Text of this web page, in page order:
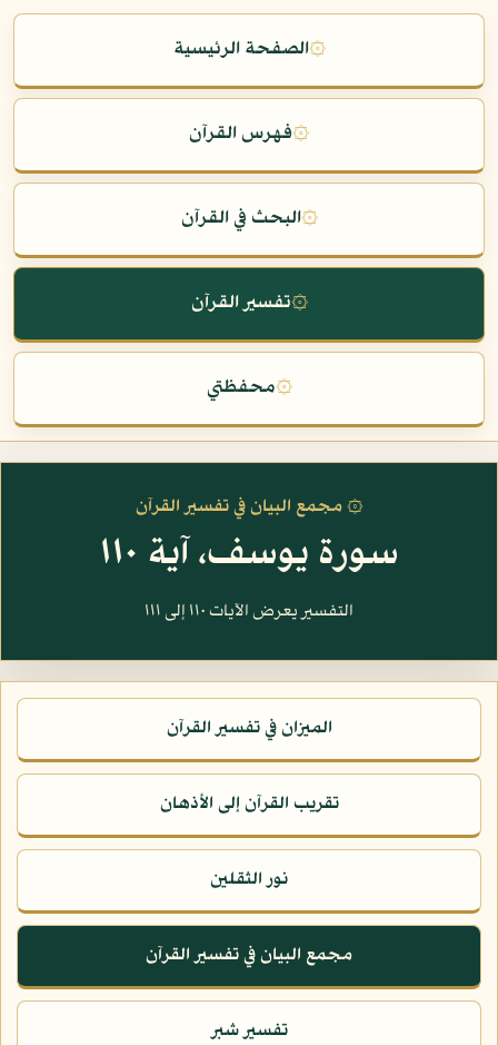
۞الصفحة الرئيسية
۞فهرس القرآن
۞البحث في القرآن
۞تفسير القرآن
۞محفظتي
۞ مجمع البيان في تفسير القرآن
سورة يوسف، آية ١١٠
التفسير يعرض الآيات ١١٠ إلى ١١١
الميزان في تفسير القرآن
تقريب القرآن إلى الأذهان
نور الثقلين
مجمع البيان في تفسير القرآن
تفسير شبر